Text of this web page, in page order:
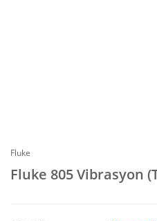
Fluke
Fluke 805 Vibrasyon